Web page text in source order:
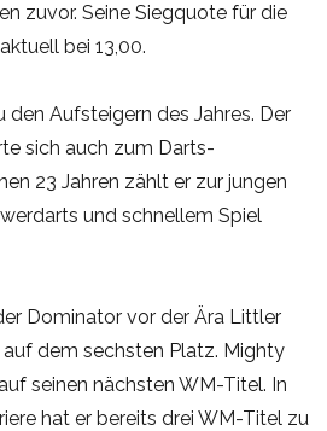
zuvor. Seine Siegquote für die
bei 13,00.
den Aufsteigern des Jahres. Der
sich auch zum Darts-
23 Jahren zählt er zur jungen
und schnellem Spiel
Dominator vor der Ära Littler
dem sechsten Platz. Mighty
seinen nächsten WM-Titel. In
hat er bereits drei WM-Titel zu